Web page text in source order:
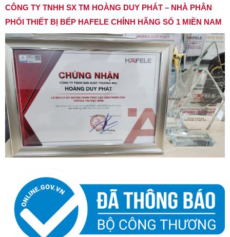
CÔNG TY TNHH SX TM HOÀNG DUY PHÁT – NHÀ PHÂN
PHỐI THIẾT BỊ BẾP HAFELE CHÍNH HÃNG SỐ 1 MIỀN NAM